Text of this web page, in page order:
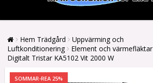
Hem Trädgård
Uppvärming och
Luftkonditionering
Element och värmefläktar
Digitalt Tristar KA5102 Vit 2000 W
SOMMAR-REA 25%